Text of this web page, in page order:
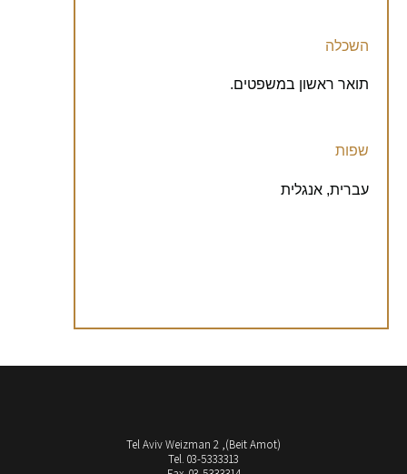
השכלה
תואר ראשון במשפטים.
שפות
עברית, אנגלית
(Beit Amot), Tel Aviv Weizman 2
Tel. 03-5333313